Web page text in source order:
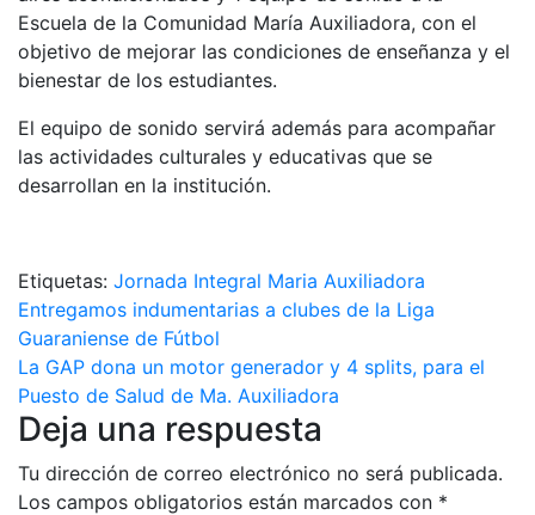
Escuela de la Comunidad María Auxiliadora, con el
objetivo de mejorar las condiciones de enseñanza y el
bienestar de los estudiantes.
El equipo de sonido servirá además para acompañar
las actividades culturales y educativas que se
desarrollan en la institución.
Etiquetas: Jornada Integral Maria Auxiliadora
Navegación
de
entradas
Entregamos indumentarias a clubes de la Liga
Guaraniense de Fútbol
La GAP dona un motor generador y 4 splits, para el
Puesto de Salud de Ma. Auxiliadora
Deja una respuesta
Tu dirección de correo electrónico no será publicada.
Los campos obligatorios están marcados con *